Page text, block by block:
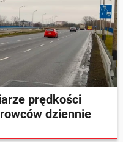
prędkości
dziennie